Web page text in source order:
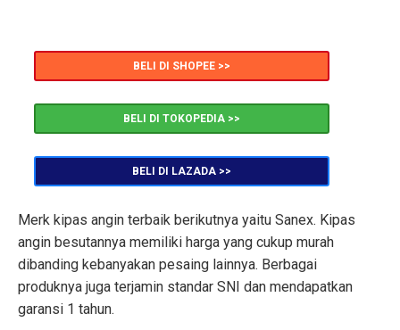
BELI DI SHOPEE >>
BELI DI TOKOPEDIA >>
BELI DI LAZADA >>
Merk kipas angin terbaik berikutnya yaitu Sanex. Kipas
angin besutannya memiliki harga yang cukup murah
dibanding kebanyakan pesaing lainnya. Berbagai
produknya juga terjamin standar SNI dan mendapatkan
garansi 1 tahun.